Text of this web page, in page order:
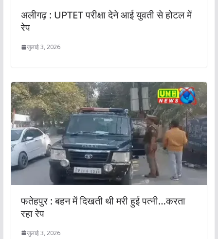
अलीगढ़ : UPTET परीक्षा देने आई युवती से होटल में
रेप
जुलाई 3, 2026
फतेहपुर : बहन में दिखती थी मरी हुई पत्नी…करता
रहा रेप
जुलाई 3, 2026